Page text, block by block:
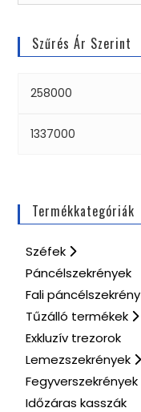
Szűrés Ár Szerint
Termékkategóriák
Széfek
Páncélszekrények
Fali páncélszekrény
Tűzálló termékek
Exkluzív trezorok
Lemezszekrények
Fegyverszekrények
Időzáras kasszák